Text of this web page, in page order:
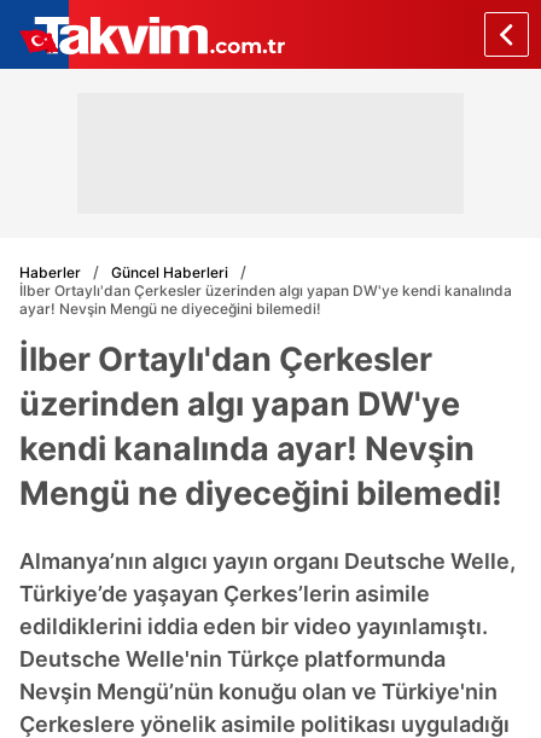
Haberler
Güncel Haberleri
İlber Ortaylı'dan Çerkesler üzerinden algı yapan DW'ye kendi kanalında
ayar! Nevşin Mengü ne diyeceğini bilemedi!
İlber Ortaylı'dan Çerkesler
üzerinden algı yapan DW'ye
kendi kanalında ayar! Nevşin
Mengü ne diyeceğini bilemedi!
Almanya’nın algıcı yayın organı Deutsche Welle,
Türkiye’de yaşayan Çerkes’lerin asimile
edildiklerini iddia eden bir video yayınlamıştı.
Deutsche Welle'nin Türkçe platformunda
Nevşin Mengü’nün konuğu olan ve Türkiye'nin
Çerkeslere yönelik asimile politikası uyguladığı